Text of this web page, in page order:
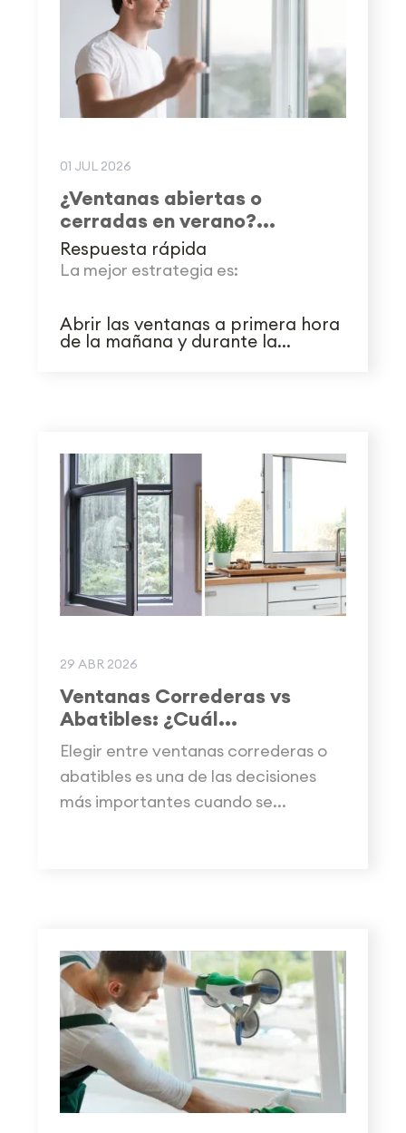
01 JUL 2026
¿Ventanas abiertas o
cerradas en verano?...
Respuesta rápida
La mejor estrategia es:
Abrir las ventanas a primera hora
de la mañana y durante la...
29 ABR 2026
Ventanas Correderas vs
Abatibles: ¿Cuál...
Elegir entre ventanas correderas o
abatibles es una de las decisiones
más importantes cuando se...